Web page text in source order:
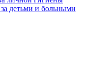
детьми и больными